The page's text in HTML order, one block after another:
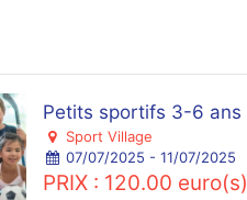
Petits sportifs 3-6 ans
Sport Village
07/07/2025 - 11/07/2025
PRIX : 120.00 euro(s)